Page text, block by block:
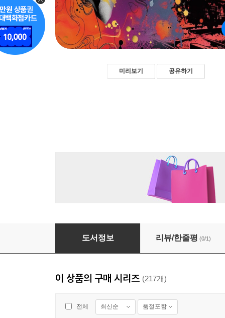
미리보기 공유하기
일기 - 이효석 [신토불이 우리문학 198]
도서정보 리뷰/한줄평 (0/1)
이 상품의 구매 시리즈 (217개)
전체 최신순 품절포함